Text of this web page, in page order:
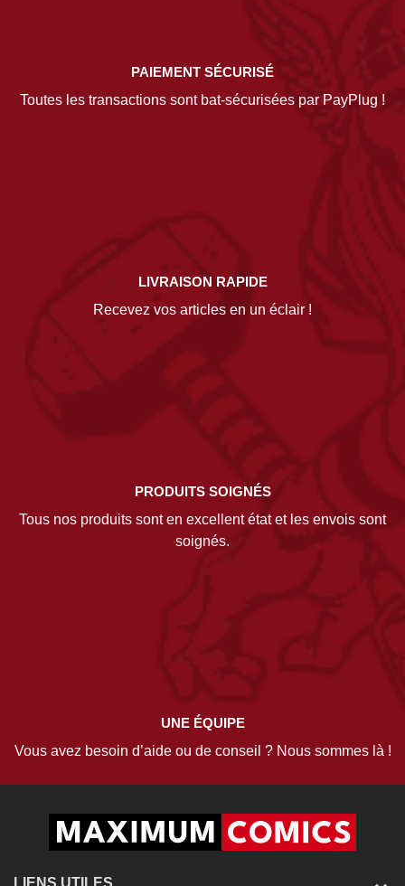
PAIEMENT SÉCURISÉ
Toutes les transactions sont bat-sécurisées par PayPlug !
LIVRAISON RAPIDE
Recevez vos articles en un éclair !
PRODUITS SOIGNÉS
Tous nos produits sont en excellent état et les envois sont
soignés.
UNE ÉQUIPE
Vous avez besoin d’aide ou de conseil ? Nous sommes là !
LIENS UTILES